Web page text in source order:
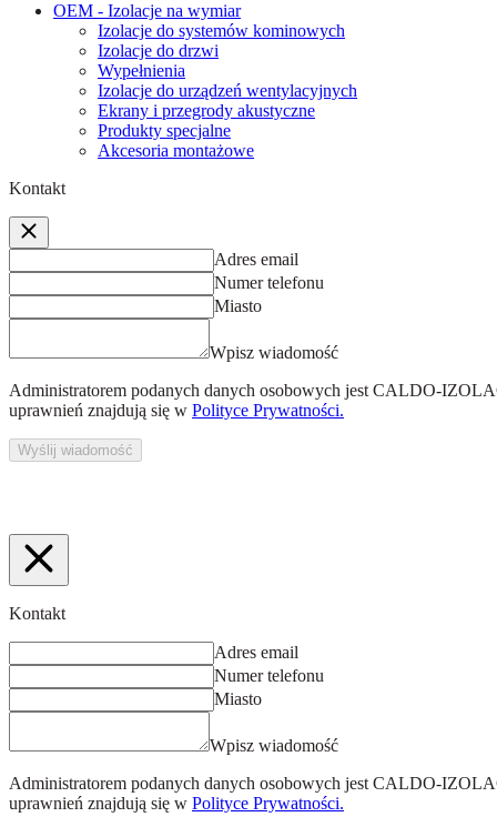
OEM - Izolacje na wymiar
Izolacje do systemów kominowych
Izolacje do drzwi
Wypełnienia
Izolacje do urządzeń wentylacyjnych
Ekrany i przegrody akustyczne
Produkty specjalne
Akcesoria montażowe
Kontakt
Adres email
Numer telefonu
Miasto
Wpisz wiadomość
Administratorem podanych danych osobowych jest CALDO-
uprawnień znajdują się w Polityce Prywatności.
Wyślij wiadomość
Kontakt
Adres email
Numer telefonu
Miasto
Wpisz wiadomość
Administratorem podanych danych osobowych jest CALDO-
uprawnień znajdują się w Polityce Prywatności.